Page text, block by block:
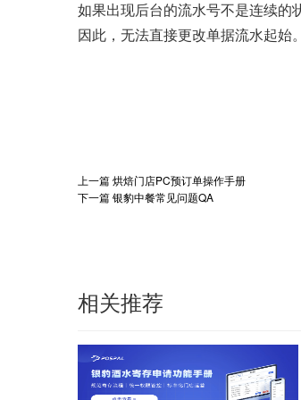
如果出现后台的流水号不是连续的
因此，无法直接更改单据流水起始。
上一篇烘焙门店PC预订单操作手册
下一篇银豹中餐常见问题QA
相关推荐